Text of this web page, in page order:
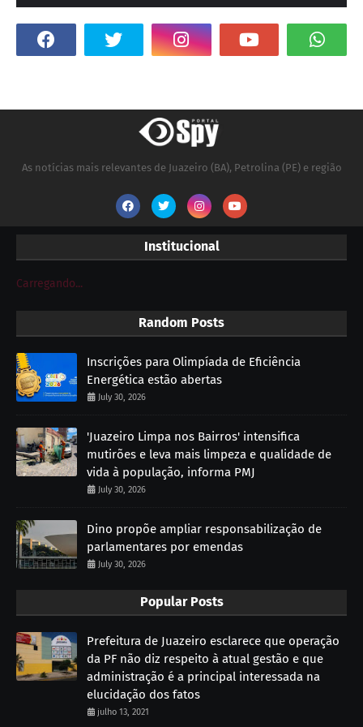
As notícias mais relevantes de Juazeiro (BA), Petrolina (PE) e região
Institucional
Carregando...
Random Posts
Inscrições para Olimpíada de Eficiência
Energética estão abertas
July 30, 2026
'Juazeiro Limpa nos Bairros' intensifica
mutirões e leva mais limpeza e qualidade de
vida à população, informa PMJ
July 30, 2026
Dino propõe ampliar responsabilização de
parlamentares por emendas
July 30, 2026
Popular Posts
Prefeitura de Juazeiro esclarece que operação
da PF não diz respeito à atual gestão e que
administração é a principal interessada na
elucidação dos fatos
julho 13, 2021